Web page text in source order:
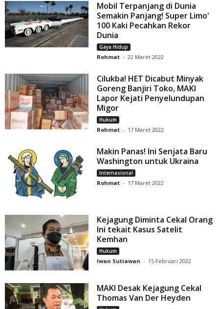
Mobil Terpanjang di Dunia
Semakin Panjang! Super Limo'
100 Kaki Pecahkan Rekor
Dunia
Gaya Hidup
Rohmat - 22 Maret 2022
Cilukba! HET Dicabut Minyak
Goreng Banjiri Toko, MAKI
Lapor Kejati Penyelundupan
Migor
Hukum
Rohmat - 17 Maret 2022
Makin Panas! Ini Senjata Baru
Washington untuk Ukraina
Internasional
Rohmat - 17 Maret 2022
Kejagung Diminta Cekal Orang
Ini tekait Kasus Satelit
Kemhan
Hukum
Iwan Sutiawan - 15 Februari 2022
MAKI Desak Kejagung Cekal
Thomas Van Der Heyden